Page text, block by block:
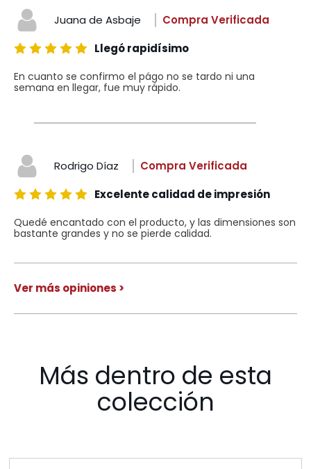
Juana de Asbaje
Compra Verificada
Llegó rapidísimo
En cuanto se confirmo el págo no se tardo ni una
semana en llegar, fue muy rápido.
Rodrigo Díaz
Compra Verificada
Excelente calidad de impresión
Quedé encantado con el producto, y las dimensiones son
bastante grandes y no se pierde calidad.
Ver más opiniones >
Más dentro de esta
colección